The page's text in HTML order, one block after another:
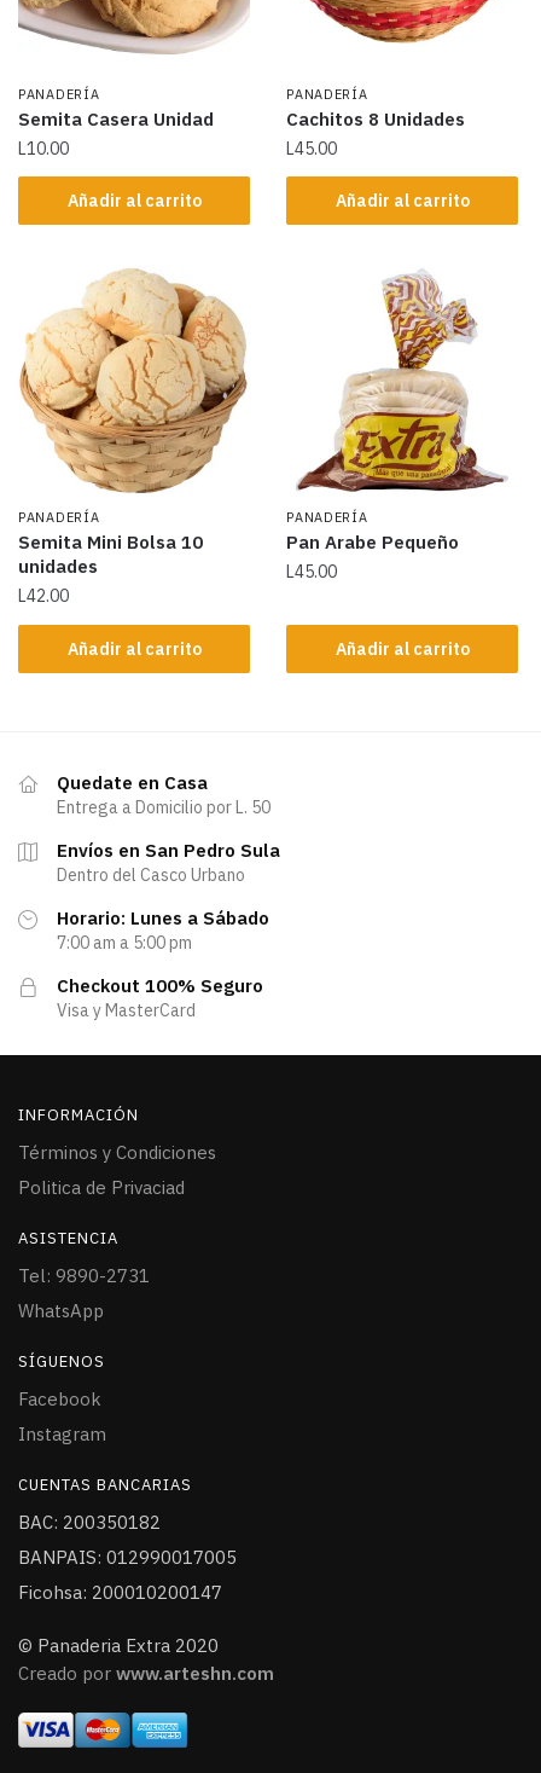
PANADERÍA
Semita Casera Unidad
L10.00
Añadir al carrito
PANADERÍA
Cachitos 8 Unidades
L45.00
Añadir al carrito
PANADERÍA
Semita Mini Bolsa 10
unidades
L42.00
Añadir al carrito
PANADERÍA
Pan Arabe Pequeño
L45.00
Añadir al carrito
Quedate en Casa
Entrega a Domicilio por L. 50
Envíos en San Pedro Sula
Dentro del Casco Urbano
Horario: Lunes a Sábado
7:00 am a 5:00 pm
Checkout 100% Seguro
Visa y MasterCard
INFORMACIÓN
Términos y Condiciones
Politica de Privaciad
ASISTENCIA
Tel: 9890-2731
WhatsApp
SÍGUENOS
Facebook
Instagram
CUENTAS BANCARIAS
BAC: 200350182
BANPAIS: 012990017005
Ficohsa: 200010200147
© Panaderia Extra 2020
Creado por www.arteshn.com